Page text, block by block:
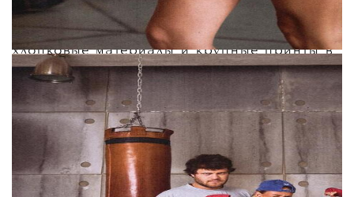
словам Карины, главные отличия новой
линейки от других похожих брендов —
хлопковые материалы и крупные принты в
эстетике 90-х вместо привычного
минимализма:
Мы не заморачиваемся над тем, чтобы это
было очень необычно или чтобы это были
очень сложные изделия. Нам важно, чтобы
вещи были простыми, носибельными и